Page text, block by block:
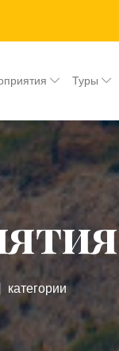
Туры
категории